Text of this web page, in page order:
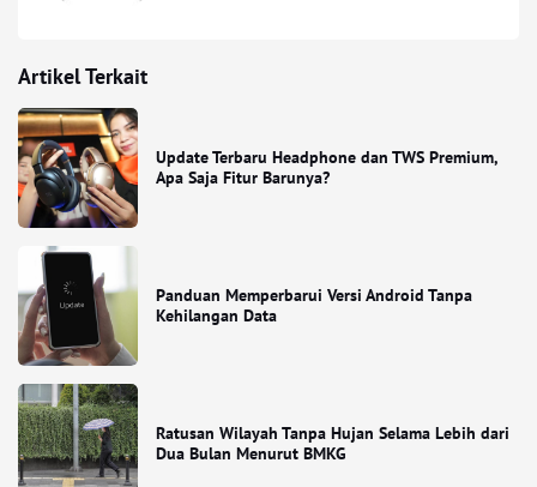
Artikel Terkait
Update Terbaru Headphone dan TWS Premium,
Apa Saja Fitur Barunya?
Panduan Memperbarui Versi Android Tanpa
Kehilangan Data
Ratusan Wilayah Tanpa Hujan Selama Lebih dari
Dua Bulan Menurut BMKG